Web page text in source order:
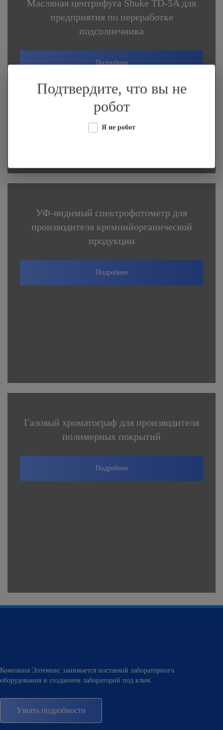
Масляная центрифуга Shuke TD-5A для
предприятия по переработке
подсолнечника
Подробнее
УФ-видимый спектрофотометр для
производителя кремнийорганической
продукции
Подробнее
Газовый хроматограф для производителя
полимерных покрытий
Подробнее
Компания Элтемикс занимается поставкой лабораторного
оборудования и созданием лабораторий под ключ.
Узнать подробности
Подтвердите, что вы не
робот
Я не робот